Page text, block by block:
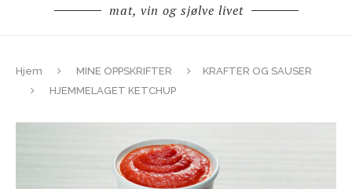
mat, vin og sjølve livet
Hjem MINE OPPSKRIFTER
KRAFTER OG SAUSER
HJEMMELAGET KETCHUP